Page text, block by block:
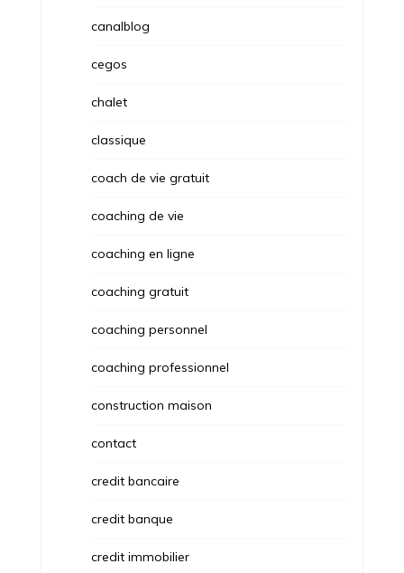
canalblog
cegos
chalet
classique
coach de vie gratuit
coaching de vie
coaching en ligne
coaching gratuit
coaching personnel
coaching professionnel
construction maison
contact
credit bancaire
credit banque
credit immobilier